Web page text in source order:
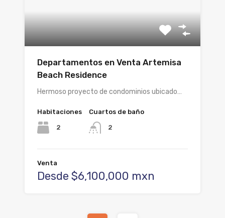
Departamentos en Venta Artemisa
Beach Residence
Hermoso proyecto de condominios ubicado…
Habitaciones
2
Cuartos de baño
2
Venta
Desde $6,100,000 mxn